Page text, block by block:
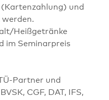
und
werden.
Heißgetränke
im Seminarpreis
Partner und
CGF, DAT, IFS,